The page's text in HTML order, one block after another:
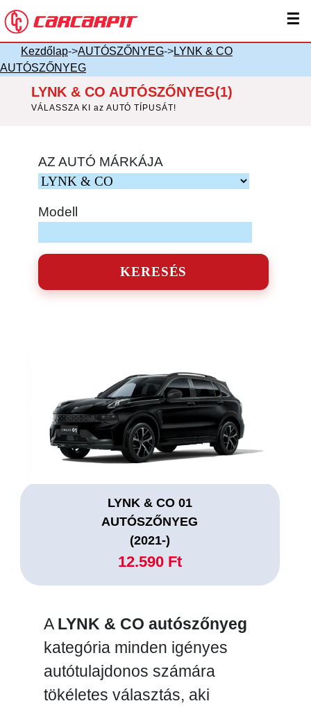
☰
Kezdőlap->AUTÓSZŐNYEG->LYNK & CO
AUTÓSZŐNYEG
LYNK & CO AUTÓSZŐNYEG(1)
VÁLASSZA KI az AUTÓ TÍPUSÁT!
AZ AUTÓ MÁRKÁJA
Modell
KERESÉS
LYNK & CO 01
AUTÓSZŐNYEG
(2021-)
12.590 Ft
A LYNK & CO autószőnyeg
kategória minden igényes
autótulajdonos számára
tökéletes választás, aki